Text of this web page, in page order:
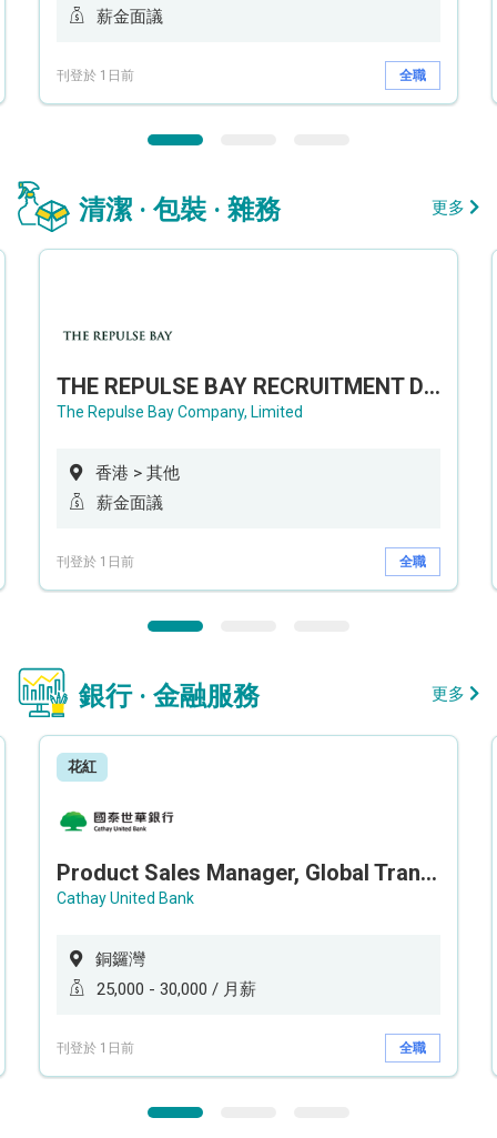
薪金面議
刊登於 1日前 全職
清潔 · 包裝 · 雜務 更多
THE REPULSE BAY RECRUITMENT DAY 淺水灣影灣園人才招聘會
The Repulse Bay Company, Limited
香港 > 其他
薪金面議
刊登於 1日前 全職
銀行 · 金融服務 更多
花紅
Product Sales Manager, Global Transaction Service (GTS)
Cathay United Bank
銅鑼灣
25,000 - 30,000 / 月薪
刊登於 1日前 全職